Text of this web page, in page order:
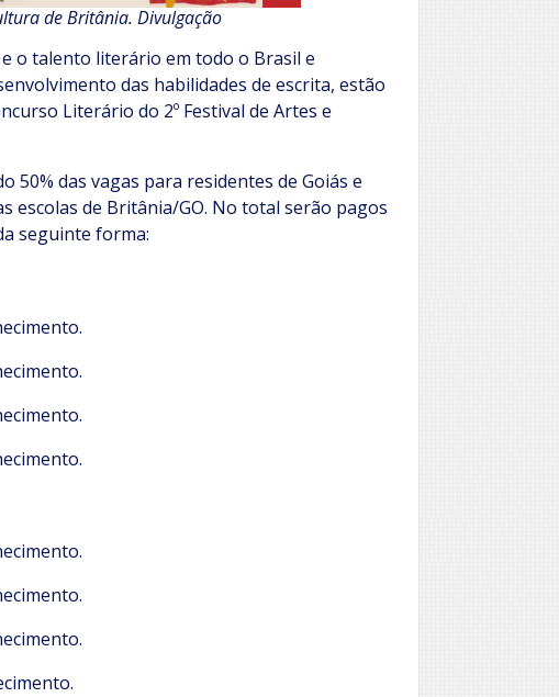
de Britânia. Divulgação
o talento literário em todo o Brasil e
das habilidades de escrita, estão
Literário do 2º Festival de Artes e
50% das vagas para residentes de Goiás e
escolas de Britânia/GO. No total serão pagos
seguinte forma: